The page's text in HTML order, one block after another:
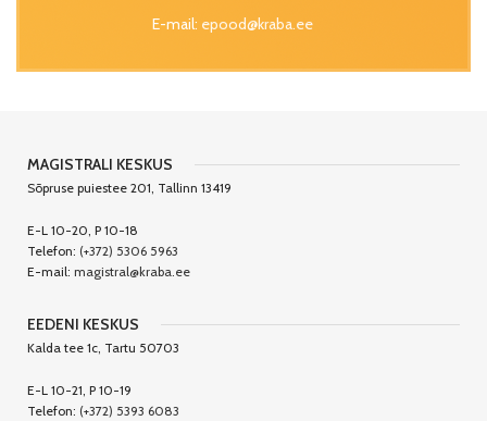
E-mail: epood@kraba.ee
MAGISTRALI KESKUS
Sõpruse puiestee 201, Tallinn 13419
E-L 10-20, P 10-18
Telefon: (+372) 5306 5963
E-mail: magistral@kraba.ee
EEDENI KESKUS
Kalda tee 1c, Tartu 50703
E-L 10-21, P 10-19
Telefon: (+372) 5393 6083